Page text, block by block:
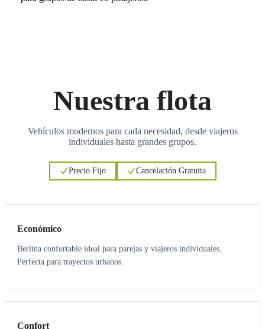
Nuestra flota
Vehículos modernos para cada necesidad, desde viajeros
individuales hasta grandes grupos.
Precio Fijo Cancelación Gratuita
Económico
Berlina confortable ideal para parejas y viajeros individuales.
Perfecta para trayectos urbanos.
3 3
Confort